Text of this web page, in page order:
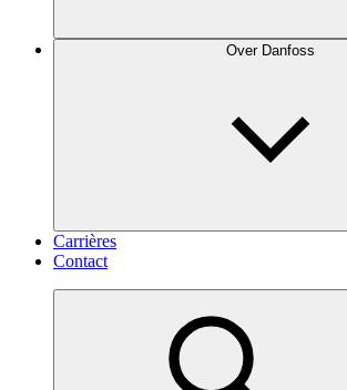
Over Danfoss
Carrières
Contact